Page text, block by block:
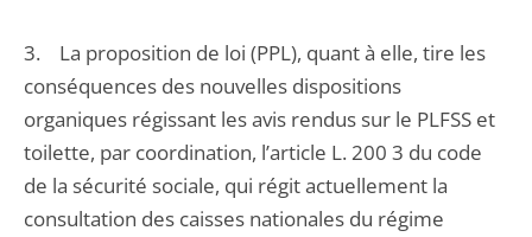
3. La proposition de loi (PPL), quant à elle, tire les
conséquences des nouvelles dispositions
organiques régissant les avis rendus sur le PLFSS et
toilette, par coordination, l’article L. 200 3 du code
de la sécurité sociale, qui régit actuellement la
consultation des caisses nationales du régime